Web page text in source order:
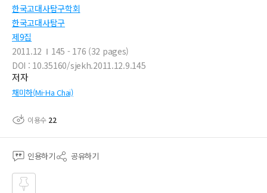
한국고대사탐구학회
한국고대사탐구
제9집
2011.12
145 - 176 (32 pages)
DOI : 10.35160/sjekh.2011.12.9.145
저자
채미하(Mi-Ha Chai)
이용수 22
인용하기 공유하기
즐겨